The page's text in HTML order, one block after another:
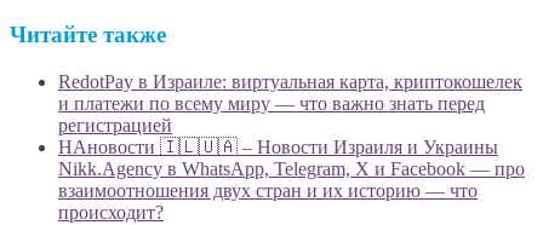
Читайте также
RedotPay в Израиле: виртуальная карта, криптокошелек
и платежи по всему миру — что важно знать перед
регистрацией
НАновости 🇮🇱🇺🇦 – Новости Израиля и Украины
Nikk.Agency в WhatsApp, Telegram, X и Facebook — про
взаимоотношения двух стран и их историю — что
происходит?